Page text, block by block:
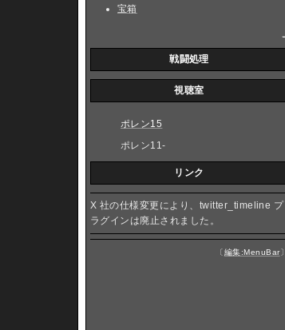
宝箱
戦闘処理
視聴室
ポレン15
ポレン11-
リンク
X 社の仕様変更により、twitter_timeline プ
ラグインは廃止されました。
〔編集:MenuBar〕